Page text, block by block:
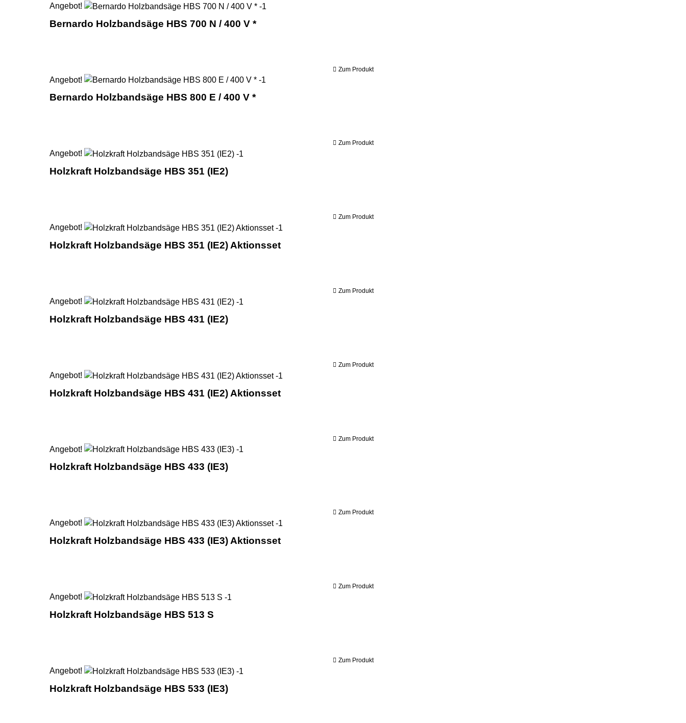
Angebot!
Bernardo Holzbandsäge HBS 700 N / 400 V *
Zum Produkt
Angebot!
Bernardo Holzbandsäge HBS 800 E / 400 V *
Zum Produkt
Angebot!
Holzkraft Holzbandsäge HBS 351 (IE2)
Zum Produkt
Angebot!
Holzkraft Holzbandsäge HBS 351 (IE2) Aktionsset
Zum Produkt
Angebot!
Holzkraft Holzbandsäge HBS 431 (IE2)
Zum Produkt
Angebot!
Holzkraft Holzbandsäge HBS 431 (IE2) Aktionsset
Zum Produkt
Angebot!
Holzkraft Holzbandsäge HBS 433 (IE3)
Zum Produkt
Angebot!
Holzkraft Holzbandsäge HBS 433 (IE3) Aktionsset
Zum Produkt
Angebot!
Holzkraft Holzbandsäge HBS 513 S
Zum Produkt
Angebot!
Holzkraft Holzbandsäge HBS 533 (IE3)